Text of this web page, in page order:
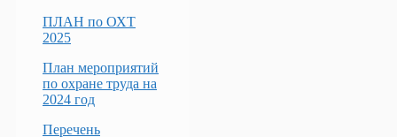
ПЛАН по ОХТ
2025
План мероприятий
по охране труда на
2024 год
Перечень